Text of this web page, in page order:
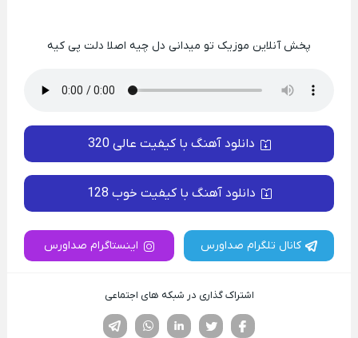
پخش آنلاین موزیک ﺗﻮ ﻣﻴﺪاﻧﻰ دل ﭼﻴﻪ اﺻﻠﺎ دﻟﺖ ﭘﻰ کیه
دانلود آهنگ با کیفیت عالی 320
دانلود آهنگ با کیفیت خوب 128
کانال تلگرام صداورس اینستاگرام صداورس
اشتراک گذاری در شبکه های اجتماعی
لینکدین تویتر
فیسوک